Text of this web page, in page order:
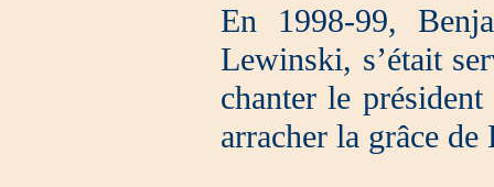
En 1998-99,
Lewinski, s’était
chanter le
arracher la grâce